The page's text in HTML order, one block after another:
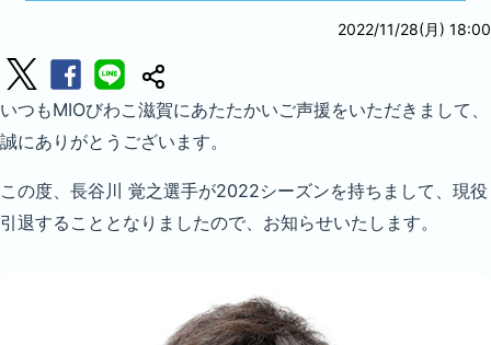
2022/11/28(月) 18:00
いつもMIOびわこ滋賀にあたたかいご声援をいただきまして、
誠にありがとうございます。
この度、長谷川 覚之選手が2022シーズンを持ちまして、現役
引退することとなりましたので、お知らせいたします。